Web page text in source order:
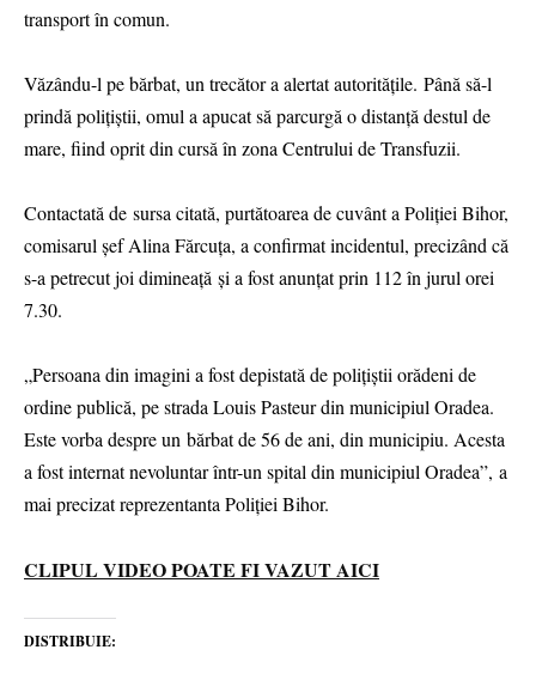
transport în comun.
Văzându-l pe bărbat, un trecător a alertat autorităţile. Până să-l
prindă polițiștii, omul a apucat să parcurgă o distanță destul de
mare, fiind oprit din cursă în zona Centrului de Transfuzii.
Contactată de sursa citată, purtătoarea de cuvânt a Poliţiei Bihor,
comisarul şef Alina Fărcuţa, a confirmat incidentul, precizând că
s-a petrecut joi dimineaţă şi a fost anunţat prin 112 în jurul orei
7.30.
„Persoana din imagini a fost depistată de poliţiştii orădeni de
ordine publică, pe strada Louis Pasteur din municipiul Oradea.
Este vorba despre un bărbat de 56 de ani, din municipiu. Acesta
a fost internat nevoluntar într-un spital din municipiul Oradea”, a
mai precizat reprezentanta Poliției Bihor.
CLIPUL VIDEO POATE FI VAZUT AICI
DISTRIBUIE: